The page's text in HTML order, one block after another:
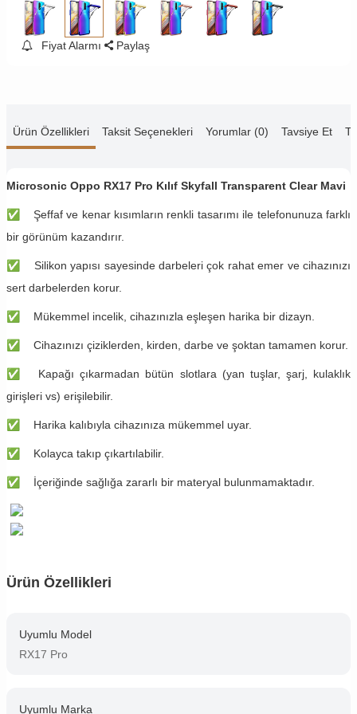
Fiyat Alarmı Paylaş
Ürün Özellikleri Taksit Seçenekleri Yorumlar (0) Tavsiye Et
Microsonic Oppo RX17 Pro Kılıf Skyfall Transparent Clear Mavi
✅ Şeffaf ve kenar kısımların renkli tasarımı ile telefonunuza farklı
bir görünüm kazandırır.
✅ Silikon yapısı sayesinde darbeleri çok rahat emer ve cihazınızı
sert darbelerden korur.
✅ Mükemmel incelik, cihazınızla eşleşen harika bir dizayn.
✅ Cihazınızı çiziklerden, kirden, darbe ve şoktan tamamen korur.
✅ Kapağı çıkarmadan bütün slotlara (yan tuşlar, şarj, kulaklık
girişleri vs) erişilebilir.
✅ Harika kalıbıyla cihazınıza mükemmel uyar.
✅ Kolayca takıp çıkartılabilir.
✅ İçeriğinde sağlığa zararlı bir materyal bulunmamaktadır.
Ürün Özellikleri
Uyumlu Model
RX17 Pro
Uyumlu Marka